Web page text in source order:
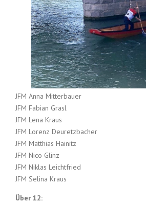
JFM Anna Mitterbauer
JFM Fabian Grasl
JFM Lena Kraus
JFM Lorenz Deuretzbacher
JFM Matthias Hainitz
JFM Nico Glinz
JFM Niklas Leichtfried
JFM Selina Kraus
Über 12: